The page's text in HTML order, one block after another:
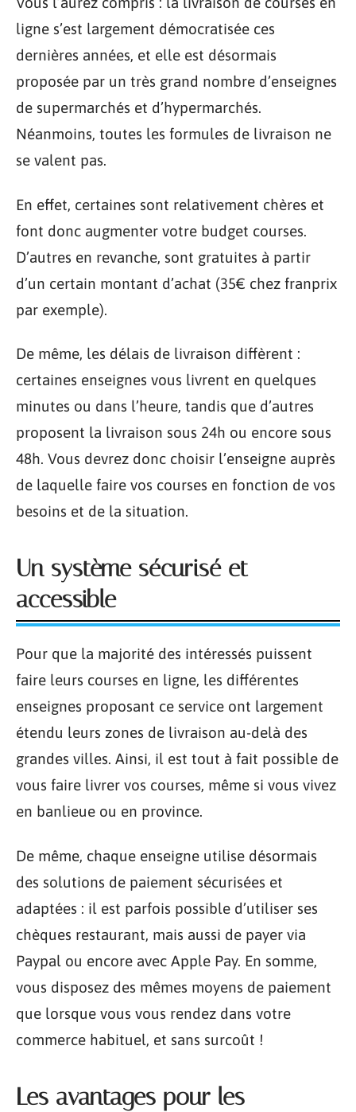
ligne s’est largement démocratisée ces
dernières années, et elle est désormais
proposée par un très grand nombre d’enseignes
de supermarchés et d’hypermarchés.
Néanmoins, toutes les formules de livraison ne
se valent pas.
En effet, certaines sont relativement chères et
font donc augmenter votre budget courses.
D’autres en revanche, sont gratuites à partir
d’un certain montant d’achat (35€ chez franprix
par exemple).
De même, les délais de livraison diffèrent :
certaines enseignes vous livrent en quelques
minutes ou dans l’heure, tandis que d’autres
proposent la livraison sous 24h ou encore sous
48h. Vous devrez donc choisir l’enseigne auprès
de laquelle faire vos courses en fonction de vos
besoins et de la situation.
Un système sécurisé et
accessible
Pour que la majorité des intéressés puissent
faire leurs courses en ligne, les différentes
enseignes proposant ce service ont largement
étendu leurs zones de livraison au-delà des
grandes villes. Ainsi, il est tout à fait possible de
vous faire livrer vos courses, même si vous vivez
en banlieue ou en province.
De même, chaque enseigne utilise désormais
des solutions de paiement sécurisées et
adaptées : il est parfois possible d’utiliser ses
chèques restaurant, mais aussi de payer via
Paypal ou encore avec Apple Pay. En somme,
vous disposez des mêmes moyens de paiement
que lorsque vous vous rendez dans votre
commerce habituel, et sans surcoût !
Les avantages pour les